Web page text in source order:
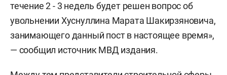
течение 2 - 3 недель будет решен вопрос об
увольнении Хуснуллина Марата Шакирзяновича,
занимающего данный пост в настоящее время»,
— сообщил источник МВД издания.